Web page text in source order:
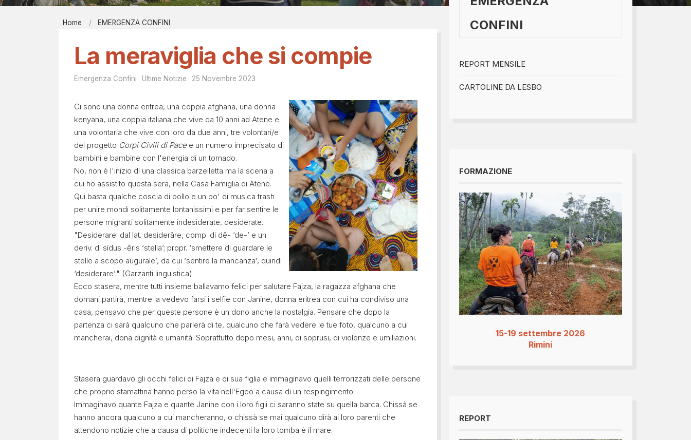
Contatti
Tesseramento 2026
Shop online: magliette, bomboniere...
Home EMERGENZA CONFINI
La meraviglia che si compie
Emergenza Confini Ultime Notizie 25 Novembre 2023
Ci sono una donna eritrea, una coppia afghana, una donna
kenyana, una coppia italiana che vive da 10 anni ad Atene e
una volontaria che vive con loro da due anni, tre volontari/e
del progetto Corpi Civili di Pacee un numero imprecisato di
bambini e bambine con l'energia di un tornado.
No, non è l'inizio di una classica barzelletta ma la scena a
cui ho assistito questa sera, nella Casa Famiglia di Atene.
Qui basta qualche coscia di pollo e un po' di musica trash
per unire mondi solitamente lontanissimi e per far sentire le
persone migranti solitamente indesiderate, desiderate.
"Desiderare: dal lat. desiderāre, comp. di dē- ‘de-’ e un
deriv. di sīdus -ĕris ‘stella’; propr. ‘smettere di guardare le
stelle a scopo augurale’, da cui ‘sentire la mancanza’, quindi
‘desiderare’." (Garzanti linguistica).
Ecco stasera, mentre tutti insieme ballavamo felici per salutare Fajza, la ragazza afghana che
domani partirà, mentre la vedevo farsi i selfie con Janine, donna eritrea con cui ha condiviso una
casa, pensavo che per queste persone è un dono anche la nostalgia. Pensare che dopo la
partenza ci sarà qualcuno che parlerà di te, qualcuno che farà vedere le tue foto, qualcuno a cui
mancherai, dona dignità e umanità. Soprattutto dopo mesi, anni, di soprusi, di violenze e umiliazioni.
Stasera guardavo gli occhi felici di Fajza e di sua figlia e immaginavo quelli terrorizzati delle persone
che proprio stamattina hanno perso la vita nell'Egeo a causa di un respingimento.
Immaginavo quante Fajza e quante Janine con i loro figli ci saranno state su quella barca. Chissà se
hanno ancora qualcuno a cui mancheranno, o chissà se mai qualcuno dirà ai loro parenti che
attendono notizie che a causa di politiche indecenti la loro tomba è il mare.
CONFINI
REPORT MENSILE
CARTOLINE DA LESBO
FORMAZIONE
15-19 settembre 2026
Rimini
REPORT